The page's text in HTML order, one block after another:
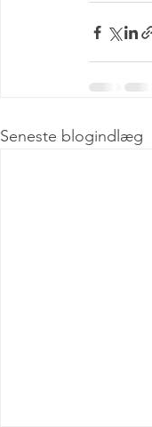
Seneste blogindlæg